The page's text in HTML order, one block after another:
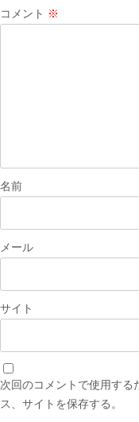
ー
コメント ※
名前
メール
サイト
次回のコメントで使用する
ス、サイトを保存する。